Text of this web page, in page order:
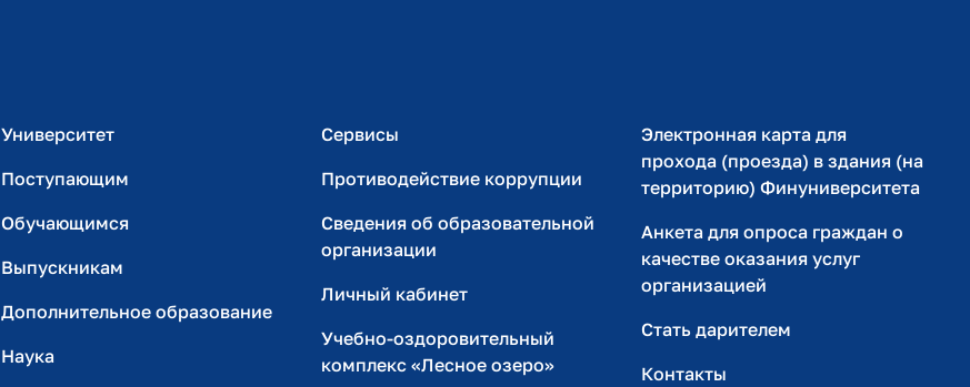
Университет
Поступающим
Обучающимся
Выпускникам
Дополнительное образование
Наука
Сервисы
Противодействие коррупции
Сведения об образовательной
организации
Личный кабинет
Учебно-оздоровительный
комплекс «Лесное озеро»
Электронная карта для
прохода (проезда) в здания (на
территорию) Финуниверситета
Анкета для опроса граждан о
качестве оказания услуг
организацией
Стать дарителем
Контакты